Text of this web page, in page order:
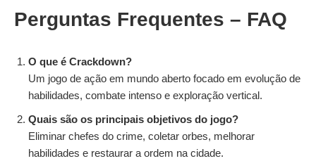
Perguntas Frequentes – FAQ
O que é Crackdown?
Um jogo de ação em mundo aberto focado em evolução de
habilidades, combate intenso e exploração vertical.
Quais são os principais objetivos do jogo?
Eliminar chefes do crime, coletar orbes, melhorar
habilidades e restaurar a ordem na cidade.